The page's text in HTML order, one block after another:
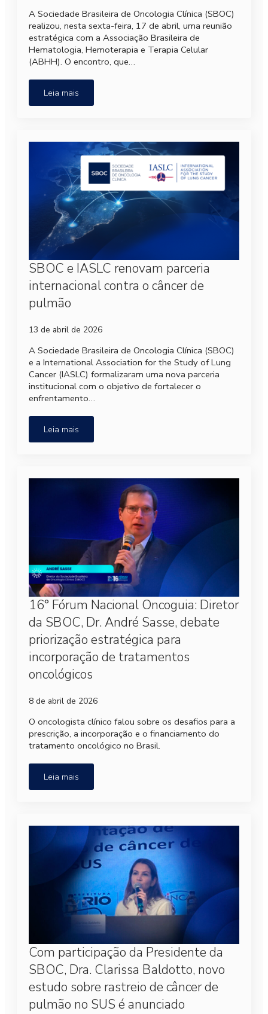
A Sociedade Brasileira de Oncologia Clínica (SBOC)
realizou, nesta sexta-feira, 17 de abril, uma reunião
estratégica com a Associação Brasileira de
Hematologia, Hemoterapia e Terapia Celular
(ABHH). O encontro, que…
Leia mais
SBOC e IASLC renovam parceria
internacional contra o câncer de
pulmão
13 de abril de 2026
A Sociedade Brasileira de Oncologia Clínica (SBOC)
e a International Association for the Study of Lung
Cancer (IASLC) formalizaram uma nova parceria
institucional com o objetivo de fortalecer o
enfrentamento…
Leia mais
16° Fórum Nacional Oncoguia: Diretor
da SBOC, Dr. André Sasse, debate
priorização estratégica para
incorporação de tratamentos
oncológicos
8 de abril de 2026
O oncologista clínico falou sobre os desafios para a
prescrição, a incorporação e o financiamento do
tratamento oncológico no Brasil.
Leia mais
Com participação da Presidente da
SBOC, Dra. Clarissa Baldotto, novo
estudo sobre rastreio de câncer de
pulmão no SUS é anunciado